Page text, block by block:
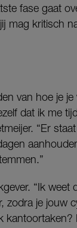
fase gaat
mag kritisch
van hoe je
dat ik me
“Er
“Ik weet
zodra je jouw